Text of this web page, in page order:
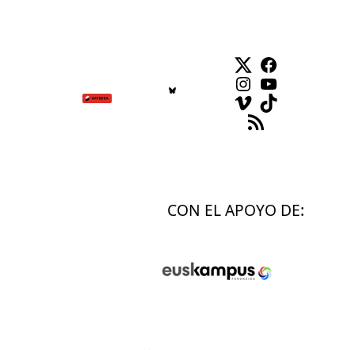
TwitterFacebook
Instagram
YouTube
VimeoTikTok
Feed RSS
CON EL APOYO DE: